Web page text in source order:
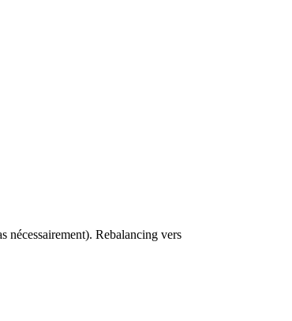
nécessairement). Rebalancing vers